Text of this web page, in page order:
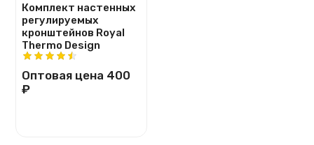
Комплект настенных
регулируемых
кронштейнов Royal
Thermo Design
Оптовая цена 400
₽